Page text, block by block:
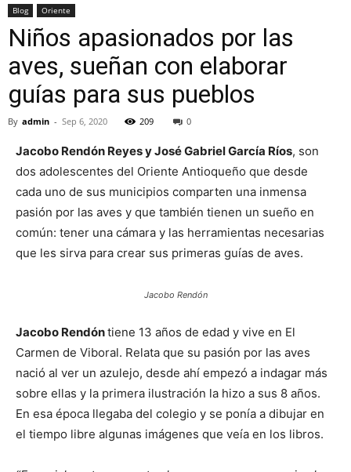
Blog Oriente
Niños apasionados por las
aves, sueñan con elaborar
guías para sus pueblos
By admin - Sep 6, 2020 209 0
Jacobo Rendón Reyes y José Gabriel García Ríos, son
dos adolescentes del Oriente Antioqueño que desde
cada uno de sus municipios comparten una inmensa
pasión por las aves y que también tienen un sueño en
común: tener una cámara y las herramientas necesarias
que les sirva para crear sus primeras guías de aves.
Jacobo Rendón
Jacobo Rendóntiene 13 años de edad y vive en El
Carmen de Viboral. Relata que su pasión por las aves
nació al ver un azulejo, desde ahí empezó a indagar más
sobre ellas y la primera ilustración la hizo a sus 8 años.
En esa época llegaba del colegio y se ponía a dibujar en
el tiempo libre algunas imágenes que veía en los libros.